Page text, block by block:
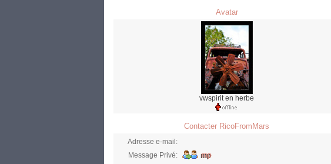
Avatar
vwspirit en herbe
Contacter RicoFromMars
Adresse e-mail:
Message Privé: